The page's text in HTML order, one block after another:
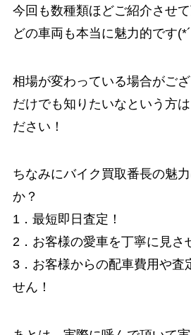
今回も数種類ほどご紹介させて
どの車両も本当に魅力的です
相場が変わっている場合がご
だけでも知りたいなという方
ださい！
ちなみにバイク買取番長の魅
か？
1．最短即日査定！
2．お客様の愛車を丁寧に見さ
3．お客様からの配車費用や査
せん！